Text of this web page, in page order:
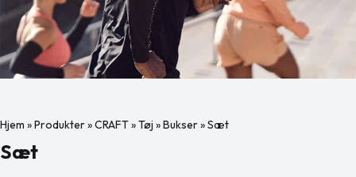
Hjem »Produkter»CRAFT»Tøj »Bukser»Sæt
Sæt